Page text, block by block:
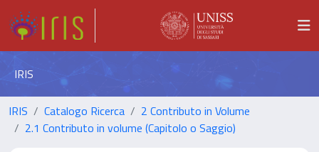
IRIS
IRIS Catalogo Ricerca
2 Contributo in Volume
2.1 Contributo in volume (Capitolo o Saggio)